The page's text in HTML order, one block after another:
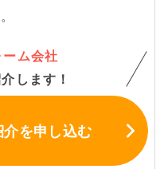
ム会社
します！
介を申し込む